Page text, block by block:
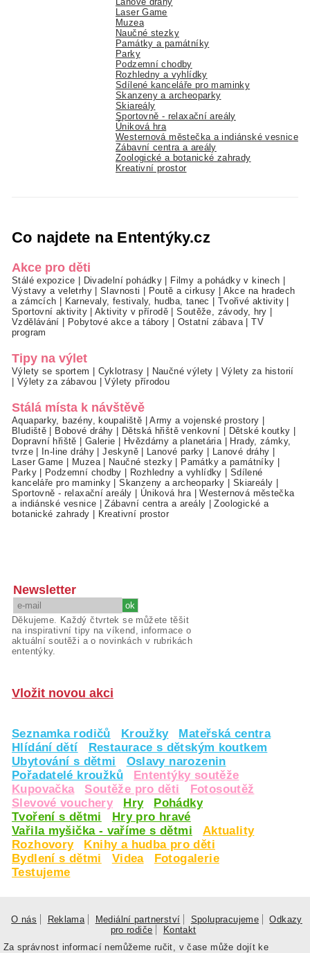
Laser Game
Muzea
Naučné stezky
Památky a památníky
Parky
Podzemní chodby
Rozhledny a vyhlídky
Sdílené kanceláře pro maminky
Skanzeny a archeoparky
Skiareály
Sportovně - relaxační areály
Úniková hra
Westernová městečka a indiánské vesnice
Zábavní centra a areály
Zoologické a botanické zahrady
Kreativní prostor
Co najdete na Ententýky.cz
Akce pro děti
Stálé expozice Divadelní pohádky Filmy a pohádky v kinech
Výstavy a veletrhy|Slavnosti Poutě a cirkusy
Akce na hradech
a zámcích
Karnevaly, festivaly, hudba, tanec Tvořivé aktivity
Sportovní aktivity|Aktivity v přírodě |Soutěže, závody, hry
Vzdělávání
Pobytové akce a tábory Ostatní zábava |TV
program
Tipy na výlet
Výlety se sportem Cyklotrasy Naučné výlety
Výlety za historií
Výlety za zábavou |Výlety přírodou
Stálá místa k návštěvě
Aquaparky, bazény, koupaliště |Army a vojenské prostory
Bludiště
Bobové dráhy Dětská hřiště venkovní Dětské koutky
Dopravní hřiště
Galerie Hvězdárny a planetária
Hrady, zámky,
tvrze| In-line dráhy |Jeskyně| Lanové parky Lanové dráhy
Laser Game
Muzea| Naučné stezky Památky a památníky
Parky| Podzemní chodby Rozhledny a vyhlídky
Sdílené
kanceláře pro maminky |Skanzeny a archeoparky Skiareály
Sportovně - relaxační areály
Úniková hra |Westernová městečka
a indiánské vesnice |Zábavní centra a areály |Zoologické a
botanické zahrady
Kreativní prostor
Newsletter
Děkujeme. Každý čtvrtek se můžete těšit
na inspirativní tipy na víkend, informace o
aktuální soutěži a o novinkách v rubrikách
ententýky.
Vložit novou akci
Seznamka rodičů Kroužky
Mateřská centra
Hlídání dětí
Restaurace s dětským koutkem
Ubytování s dětmi
Oslavy narozenin
Pořadatelé kroužků
Ententýky soutěže
Kupovačka
Soutěže pro děti
Fotosoutěž
Slevové vouchery
Hry
Pohádky
Tvoření s dětmi
Hry pro hravé
Vařila myšička - vaříme s dětmi
Aktuality
Rozhovory
Knihy a hudba pro děti
Bydlení s dětmi
Videa
Fotogalerie
Testujeme
O nás Reklama Mediální partnerství Spolupracujeme
Odkazy
pro rodiče
Kontakt
Za správnost informací nemůžeme ručit, v čase může dojít ke